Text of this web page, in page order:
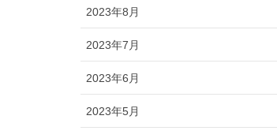
2023年8月
2023年7月
2023年6月
2023年5月